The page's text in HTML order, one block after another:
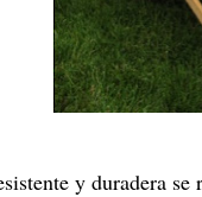
y duradera se